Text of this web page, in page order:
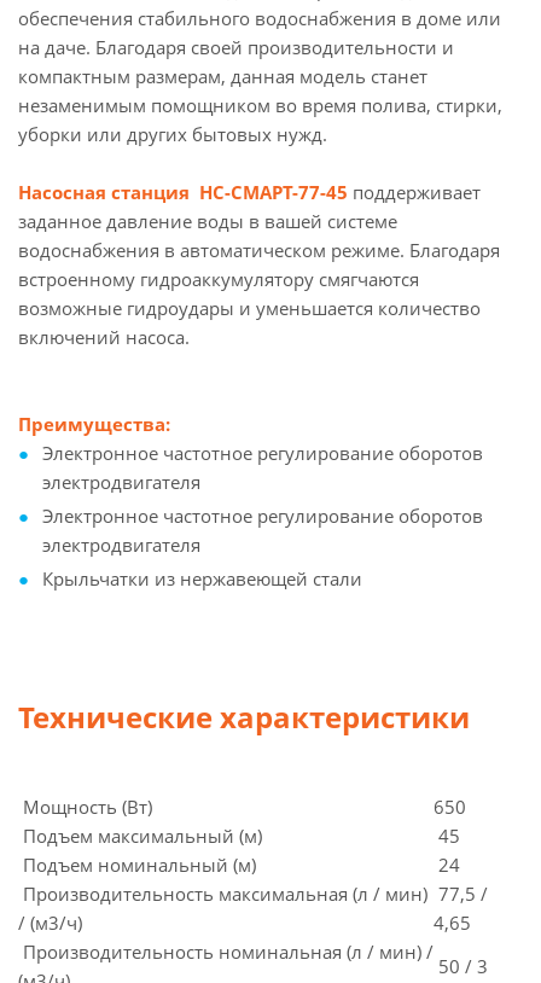
обеспечения стабильного водоснабжения в доме или
на даче. Благодаря своей производительности и
компактным размерам, данная модель станет
незаменимым помощником во время полива, стирки,
уборки или других бытовых нужд.
Насосная станция НС-СМАРТ-77-45 поддерживает
заданное давление воды в вашей системе
водоснабжения в автоматическом режиме. Благодаря
встроенному гидроаккумулятору смягчаются
возможные гидроудары и уменьшается количество
включений насоса.
Преимущества:
Электронное частотное регулирование оборотов
электродвигателя
Электронное частотное регулирование оборотов
электродвигателя
Крыльчатки из нержавеющей стали
Технические характеристики
Мощность (Вт)
650
Подъем максимальный (м)
45
Подъем номинальный (м)
24
Производительность максимальная (л / мин)
/ (м3/ч)
77,5 /
4,65
Производительность номинальная (л / мин) /
50 / 3